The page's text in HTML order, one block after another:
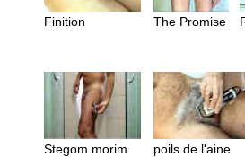
Finition The Promise
Stegom morim poils de l'aine